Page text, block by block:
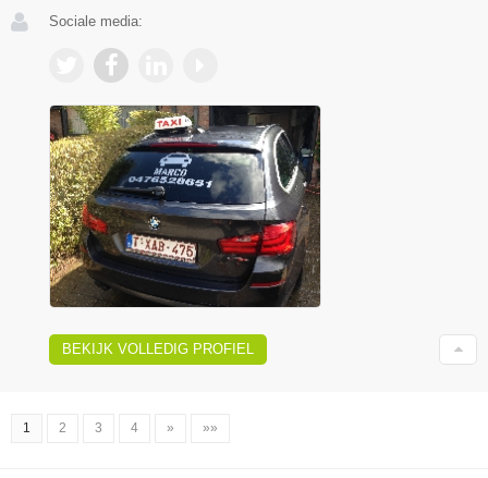
Sociale media:
BEKIJK VOLLEDIG PROFIEL
1 2 3 4 » »»